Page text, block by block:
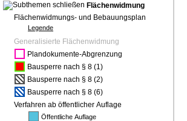
Flächenwidmung
Flächenwidmungs- und Bebauungsplan
Legende
Generalisierte Flächenwidmung
Plandokumente-Abgrenzung
Bausperre nach § 8 (1)
Bausperre nach § 8 (2)
Bausperre nach § 8 (6)
Verfahren ab öffentlicher Auflage
Öffentliche Auflage